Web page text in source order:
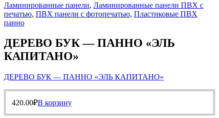
Ламинированные панели, Ламинированные панели ПВХ с
печатью, ПВХ панели с фотопечатью, Пластиковые ПВХ
панно
ДЕРЕВО БУК — ПАННО «ЭЛЬ
КАПИТАНО»
ДЕРЕВО БУК — ПАННО «ЭЛЬ КАПИТАНО»
420.00₽В корзину